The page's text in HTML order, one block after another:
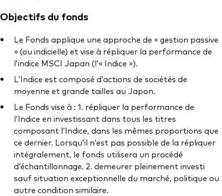
Comment investir avec nous
Documents juridiques
Gérance des placements
Objectifs du fonds
Le Fonds applique une approche de « gestion passive
» (ou indicielle) et vise à répliquer la performance de
l’indice MSCI Japan (l’« Indice »).
L’Indice est composé d’actions de sociétés de
moyenne et grande tailles au Japon.
Le Fonds vise à : 1. répliquer la performance de
l’Indice en investissant dans tous les titres
composant l’Indice, dans les mêmes proportions que
ce dernier. Lorsqu’il n’est pas possible de la répliquer
intégralement, le fonds utilisera un procédé
d’échantillonnage. 2. demeurer pleinement investi
sauf situation exceptionnelle du marché, politique ou
autre condition similaire.